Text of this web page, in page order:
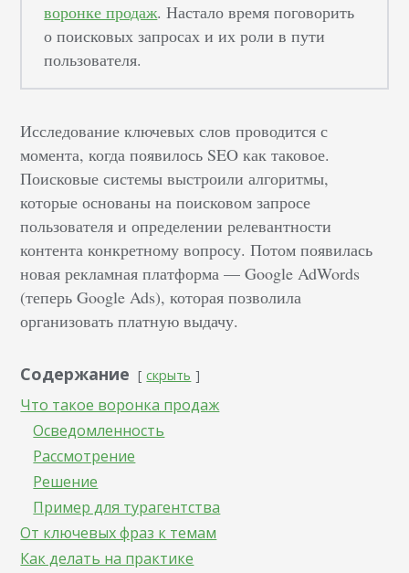
воронке продаж. Настало время поговорить
о поисковых запросах и их роли в пути
пользователя.
Исследование ключевых слов проводится с
момента, когда появилось SEO как таковое.
Поисковые системы выстроили алгоритмы,
которые основаны на поисковом запросе
пользователя и определении релевантности
контента конкретному вопросу. Потом появилась
новая рекламная платформа — Google AdWords
(теперь Google Ads), которая позволила
организовать платную выдачу.
Содержание скрыть
Что такое воронка продаж
Осведомленность
Рассмотрение
Решение
Пример для турагентства
От ключевых фраз к темам
Как делать на практике